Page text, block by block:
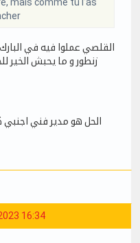
mais comme tu l'as
القلصي عملوا فيه في
زنطور و ما يحبش الخير
الحل هو مدير فني
16:34